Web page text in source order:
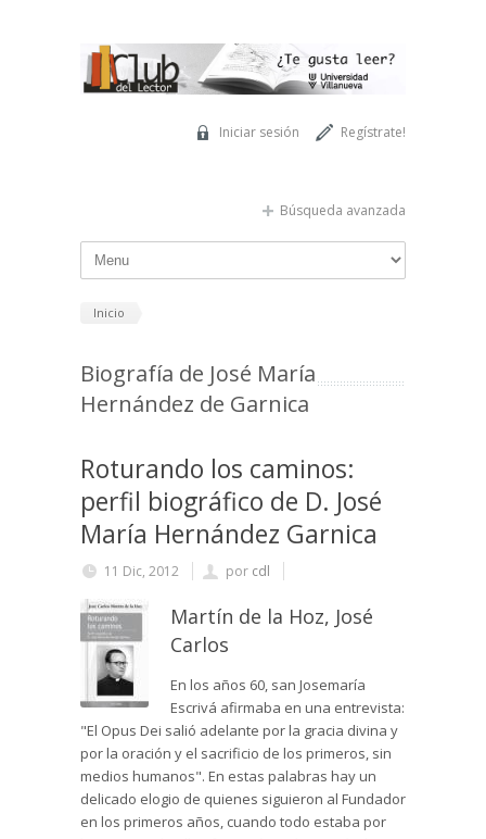
Regístrate!
Iniciar sesión
Búsqueda avanzada
Inicio
Biografía de José María
Hernández de Garnica
Roturando los caminos:
perfil biográfico de D. José
María Hernández Garnica
11 Dic, 2012 por cdl
Martín de la Hoz, José
Carlos
En los años 60, san Josemaría
Escrivá afirmaba en una entrevista:
"El Opus Dei salió adelante por la gracia divina y
por la oración y el sacrificio de los primeros, sin
medios humanos". En estas palabras hay un
delicado elogio de quienes siguieron al Fundador
en los primeros años, cuando todo estaba por